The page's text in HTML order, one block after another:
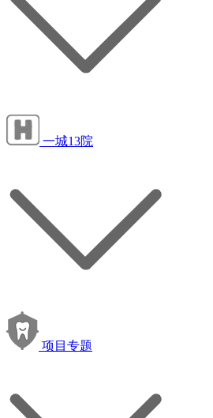
一城13院
项目专题